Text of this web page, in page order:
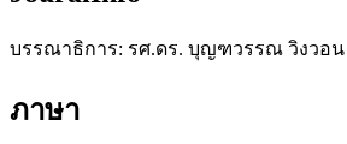
บรรณาธิการ: รศ.ดร. บุญฑวรรณ วิงวอน
ภาษา